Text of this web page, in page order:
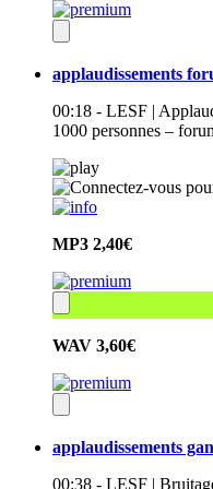
applaudissements
00:18 - LESF |
1000 personnes –
MP3 2,40€
WAV 3,60€
applaudissements
00:38 - LESF |